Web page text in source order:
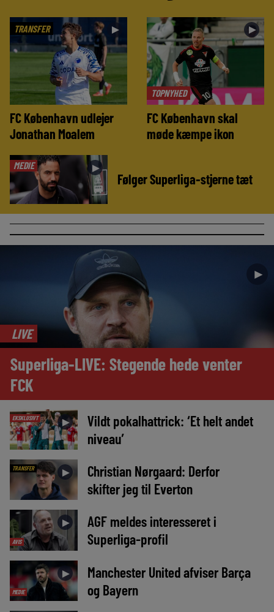
TRANSFER ►
FC København udlejer
Jonathan Moalem
TOPNYHED
►
FC København skal
møde kæmpe ikon
MEDIE ►
Følger Superliga-stjerne tæt
►
LIVE
Superliga-LIVE: Stegende hede venter
FCK
EKSKLUSIVT ►
Vildt pokalhattrick: ‘Et helt andet
niveau’
TRANSFER ►
Christian Nørgaard: Derfor
skifter jeg til Everton
AVIS
►
AGF meldes interesseret i
Superliga-profil
MEDIE
►
Manchester United afviser Barça
og Bayern